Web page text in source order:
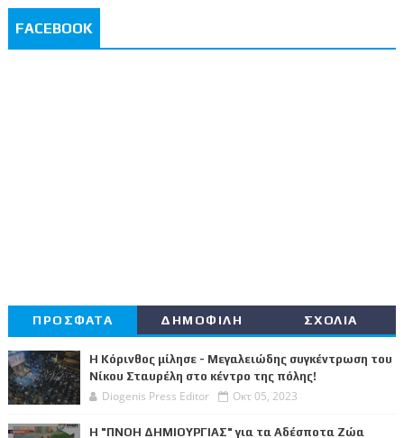
FACEBOOK
ΠΡΟΣΦΑΤΑ ΔΗΜΟΦΙΛΗ ΣΧΟΛΙΑ
Η Κόρινθος μίλησε - Μεγαλειώδης συγκέντρωση του
Νίκου Σταυρέλη στο κέντρο της πόλης!
Diogenis Press Editor Οκτ 05, 2023
Η "ΠΝΟΗ ΔΗΜΙΟΥΡΓΙΑΣ" για τα Αδέσποτα Ζώα